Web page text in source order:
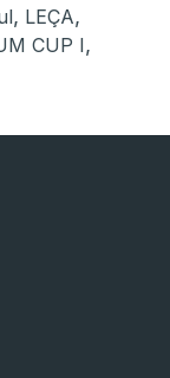
, LEÇA,
CUP I,